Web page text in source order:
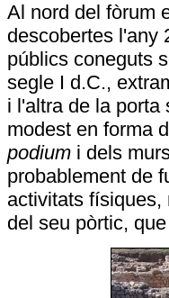
Al nord del fòrum
descobertes l'any
públics coneguts
segle I d.C.,
i l'altra de la porta
modest en forma
podium i dels
probablement de
activitats físiques,
del seu pòrtic,